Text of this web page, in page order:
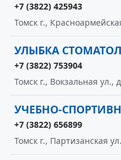
+7 (3822) 425943
Томск г.,
УЛЫБКА
+7 (3822) 753904
Томск г., Вокзальная ул.,
УЧЕБНО-
+7 (3822) 656899
Томск г., Партизанская